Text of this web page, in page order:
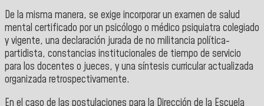
De la misma manera, se exige incorporar un examen de salud
mental certificado por un psicólogo o médico psiquiatra colegiado
y vigente, una declaración jurada de no militancia política-
partidista, constancias institucionales de tiempo de servicio
para los docentes o jueces, y una síntesis curricular actualizada
organizada retrospectivamente.
En el caso de las postulaciones para la Dirección de la Escuela